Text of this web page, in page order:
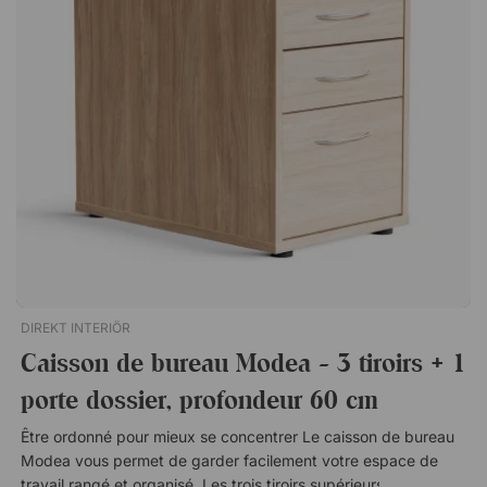
DIREKT INTERIÖR
Caisson de bureau Modea - 3 tiroirs + 1
porte dossier, profondeur 60 cm
Être ordonné pour mieux se concentrer Le caisson de bureau
Modea vous permet de garder facilement votre espace de